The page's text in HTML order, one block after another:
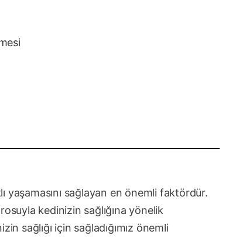
yaşamasını sağlayan en önemli faktördür.
kedinizin sağlığına yönelik
sağlığı için sağladığımız önemli